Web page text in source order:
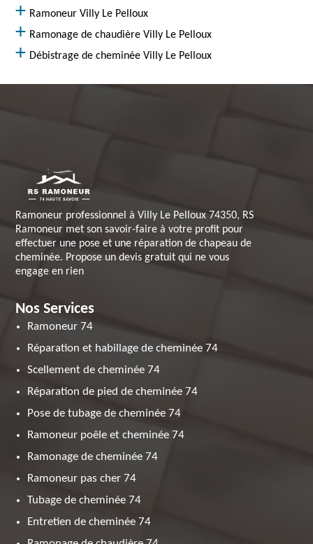
Ramoneur Villy Le Pelloux
Ramonage de chaudière Villy Le Pelloux
Débistrage de cheminée Villy Le Pelloux
Ramoneur professionnel à Villy Le Pelloux 74350, RS
Ramoneur met son savoir-faire à votre profit pour
effectuer une pose et une réparation de chapeau de
cheminée. Propose un devis gratuit qui ne vous
engage en rien
Nos Services
Ramoneur 74
Réparation et habillage de cheminée 74
Scellement de cheminée 74
Réparation de pied de cheminée 74
Pose de tubage de cheminée 74
Ramoneur poêle et cheminée 74
Ramonage de cheminée 74
Ramoneur pas cher 74
Tubage de cheminée 74
Entretien de cheminée 74